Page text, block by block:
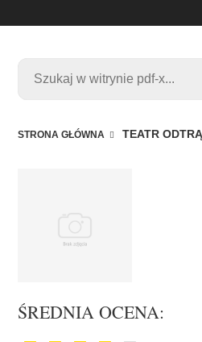
STRONA GŁÓWNA TEATR
ŚREDNIA OCENA: